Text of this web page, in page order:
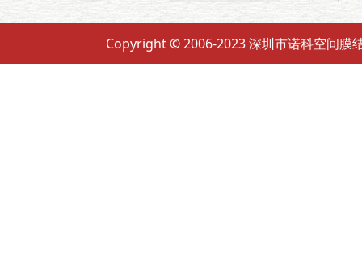
Copyright © 2006-2023 深圳市诺科空间